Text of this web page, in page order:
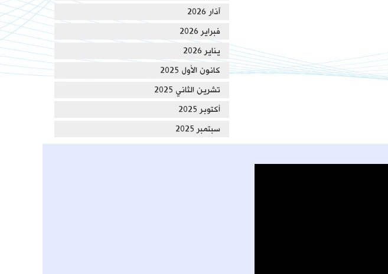
آذار 2026
فبراير 2026
يناير 2026
كانون الأول 2025
تشرين الثاني 2025
أكتوبر 2025
سبتمبر 2025